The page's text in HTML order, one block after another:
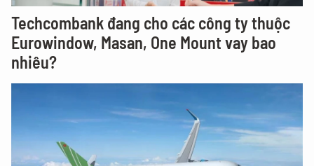
Techcombank đang cho các công ty thuộc
Eurowindow, Masan, One Mount vay bao
nhiêu?